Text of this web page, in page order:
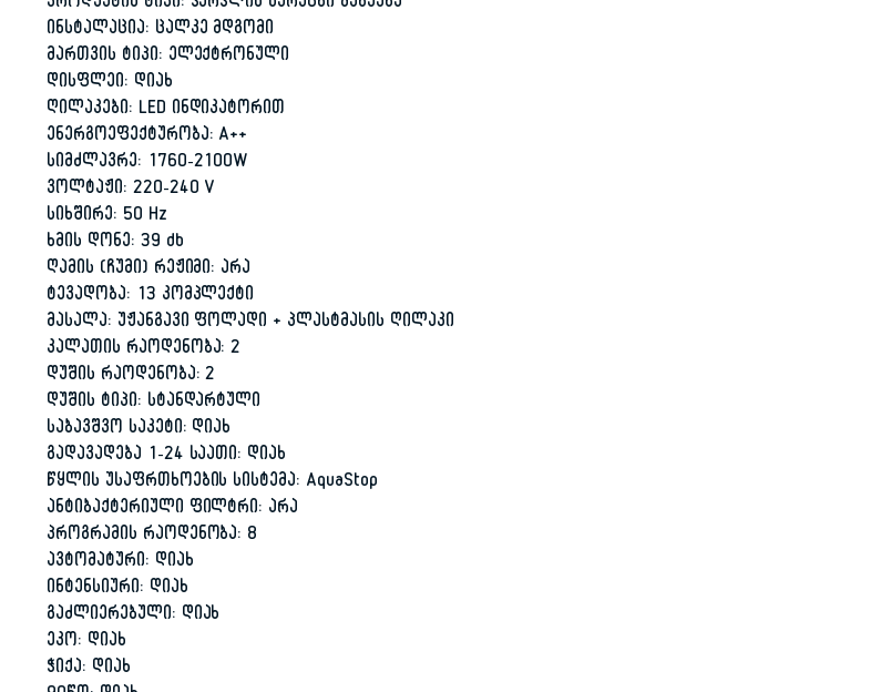
ინსტალაცია: ცალკე მდგომი
მართვის ტიპი: ელექტრონული
დისფლეი: დიახ
ღილაკები: LED ინდიკატორით
ენერგოეფექტურობა: A++
სიმძლავრე: 1760-2100W
ვოლტაჟი: 220-240 V
სიხშირე: 50 Hz
ხმის დონე: 39 db
ღამის (ჩუმი) რეჟიმი: არა
ტევადობა: 13 კომპლექტი
მასალა: უჟანგავი ფოლადი + პლასტმასის ღილაკი
კალათის რაოდენობა: 2
დუშის რაოდენობა: 2
დუშის ტიპი: სტანდარტული
საბავშვო საკეტი: დიახ
გადავადება 1-24 საათი: დიახ
წყლის უსაფრთხოების სისტემა: AquaStop
ანტიბაქტერიული ფილტრი: არა
პროგრამის რაოდენობა: 8
ავტომატური: დიახ
ინტენსიური: დიახ
გაძლიერებული: დიახ
ეკო: დიახ
ჭიქა: დიახ